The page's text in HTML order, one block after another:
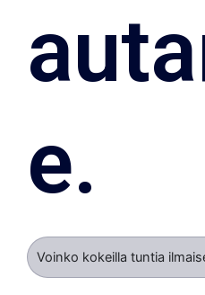
e.
Voinko kokeilla tuntia